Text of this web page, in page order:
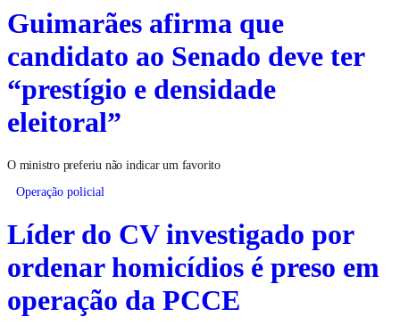
Guimarães afirma que
candidato ao Senado deve ter
“prestígio e densidade
eleitoral”
O ministro preferiu não indicar um favorito
Operação policial
Líder do CV investigado por
ordenar homicídios é preso em
operação da PCCE